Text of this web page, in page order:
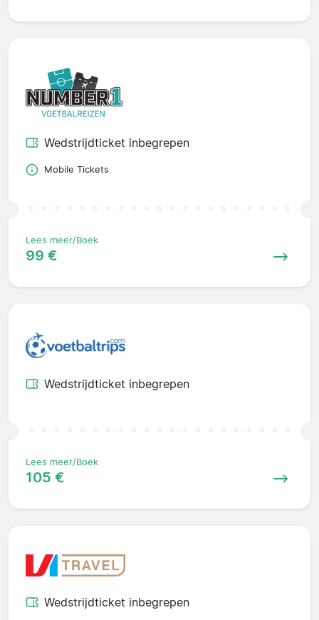
Wedstrijdticket inbegrepen
Mobile Tickets
Lees meer/Boek
99 €
Wedstrijdticket inbegrepen
Lees meer/Boek
105 €
Wedstrijdticket inbegrepen